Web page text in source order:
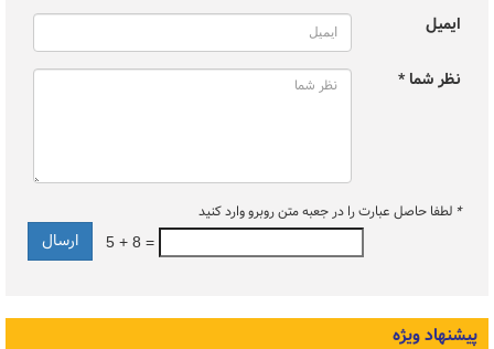
ایمیل
نظر شما *
* لطفا حاصل عبارت را در جعبه متن روبرو وارد کنید
5 + 8 =
پیشنهاد ویژه